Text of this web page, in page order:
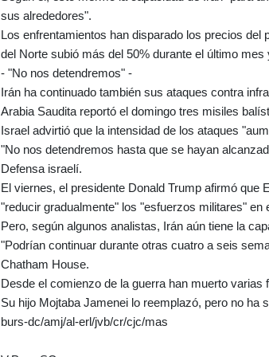
sus alrededores".
Los enfrentamientos han disparado los precios del
del Norte subió más del 50% durante el último
- "No nos detendremos" -
Irán ha continuado también sus ataques contra
Arabia Saudita reportó el domingo tres misiles
Israel advirtió que la intensidad de los ataques
"No nos detendremos hasta que se hayan
Defensa israelí.
El viernes, el presidente Donald Trump afirmó
"reducir gradualmente" los "esfuerzos militares" en
Pero, según algunos analistas, Irán aún tiene la
"Podrían continuar durante otras cuatro a seis
Chatham House.
Desde el comienzo de la guerra han muerto
Su hijo Mojtaba Jamenei lo reemplazó, pero no ha
burs-dc/amj/al-erl/jvb/cr/cjc/mas